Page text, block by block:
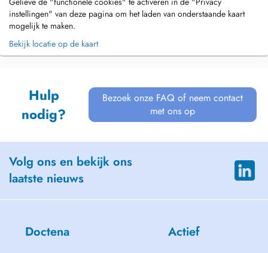
instellingen" van deze pagina om het laden van onderstaande kaart
mogelijk te maken.
Bekijk locatie op de kaart
Hulp
nodig?
Bezoek onze FAQ of neem contact
met ons op
Volg ons en bekijk ons
laatste nieuws
Doctena Actief